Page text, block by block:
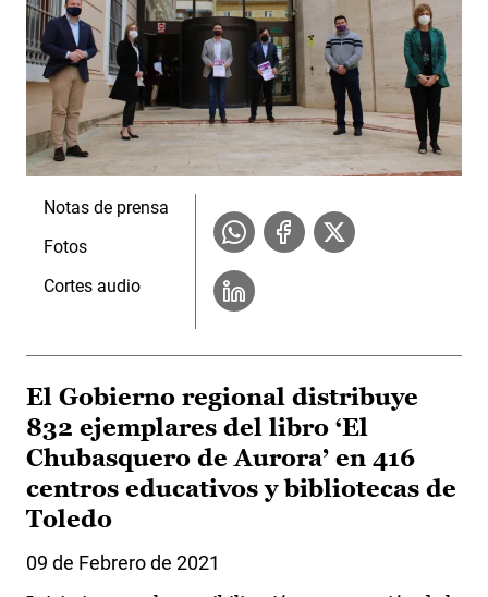
Notas de prensa
Fotos
Cortes audio
El Gobierno regional distribuye
832 ejemplares del libro ‘El
Chubasquero de Aurora’ en 416
centros educativos y bibliotecas de
Toledo
09 de Febrero de 2021